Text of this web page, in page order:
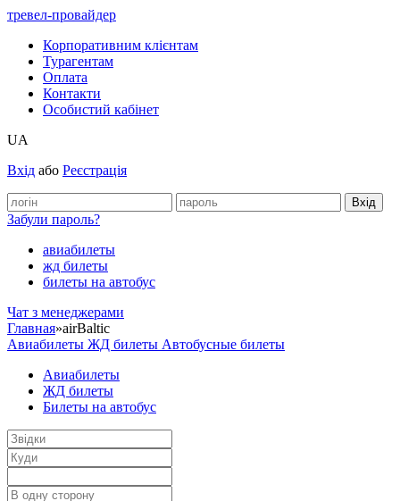
тревел-провайдер
Корпоративним клієнтам
Турагентам
Оплата
Контакти
Особистий кабінет
UA
Вхід або Реєстрація
Забули пароль?
авиабилеты
жд билеты
билеты на автобус
Чат з менеджерами
Главная»airBaltic
Авиабилеты ЖД билеты Автобусные билеты
Авиабилеты
ЖД билеты
Билеты на автобус